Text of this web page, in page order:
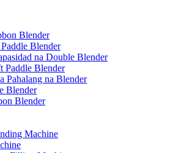
Blender
Blender
na Double Blender
Paddle Blender
Pahalang na Blender
Blender
Blender
Machine